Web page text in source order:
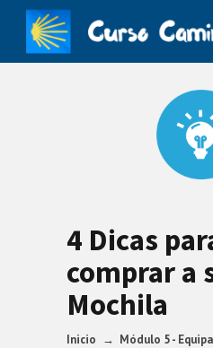
4 Dicas
comprar a
Mochila
Inicio Módulo 5 -